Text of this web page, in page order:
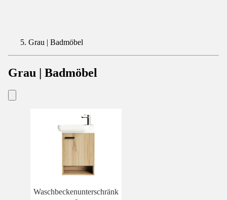
Grau | Badmöbel
Grau | Badmöbel
Waschbeckenunterschränk